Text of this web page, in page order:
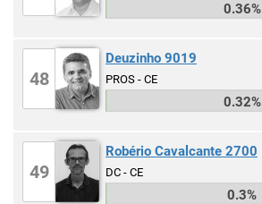
0.36%
48
Deuzinho 9019
PROS - CE
0.32%
49
Robério Cavalcante 2700
DC - CE
0.3%